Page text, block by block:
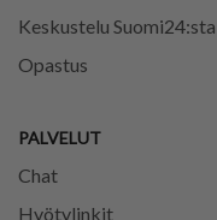
Keskustelu Suomi24:sta
Opastus
PALVELUT
Chat
Hyötylinkit